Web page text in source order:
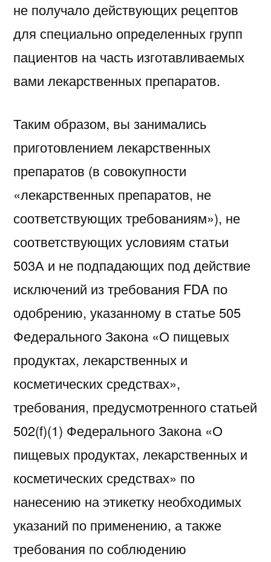
не получало действующих рецептов
для специально определенных групп
пациентов на часть изготавливаемых
вами лекарственных препаратов.
Таким образом, вы занимались
приготовлением лекарственных
препаратов (в совокупности
«лекарственных препаратов, не
соответствующих требованиям»), не
соответствующих условиям статьи
503А и не подпадающих под действие
исключений из требования FDA по
одобрению, указанному в статье 505
Федерального Закона «О пищевых
продуктах, лекарственных и
косметических средствах»,
требования, предусмотренного статьей
502(f)(1) Федерального Закона «О
пищевых продуктах, лекарственных и
косметических средствах» по
нанесению на этикетку необходимых
указаний по применению, а также
требования по соблюдению